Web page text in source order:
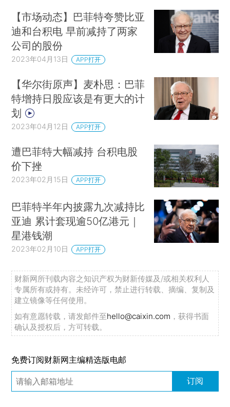
【市场动态】巴菲特夸赞比亚
迪和台积电 早前减持了两家
公司的股份
2023年04月13日 APP打开
【华尔街原声】麦朴思：巴菲
特增持日股应该是有更大的计
划
2023年04月12日 APP打开
遭巴菲特大幅减持 台积电股
价下挫
2023年02月15日 APP打开
巴菲特半年内披露九次减持比
亚迪 累计套现逾50亿港元｜
星港钱潮
2023年02月10日 APP打开
财新网所刊载内容之知识产权为财新传媒及/或相关权利人
专属所有或持有。未经许可，禁止进行转载、摘编、复制及
建立镜像等任何使用。
如有意愿转载，请发邮件至hello@caixin.com ，获得书面
确认及授权后，方可转载。
免费订阅财新网主编精选版电邮
订阅